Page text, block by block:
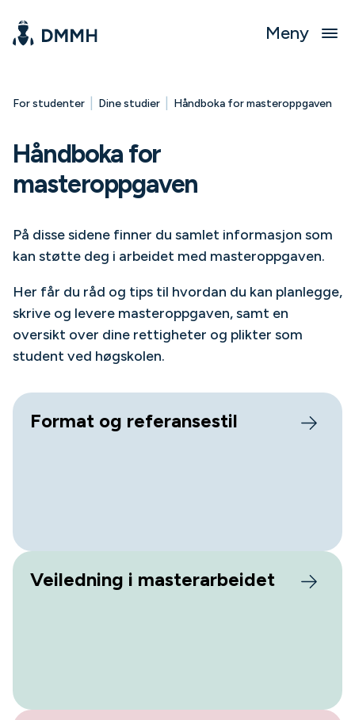
Meny
For studenter | Dine studier | Håndboka for masteroppgaven
Håndboka for
masteroppgaven
På disse sidene finner du samlet informasjon som
kan støtte deg i arbeidet med masteroppgaven.
Her får du råd og tips til hvordan du kan planlegge,
skrive og levere masteroppgaven, samt en
oversikt over dine rettigheter og plikter som
student ved høgskolen.
Format og referansestil
Veiledning i masterarbeidet